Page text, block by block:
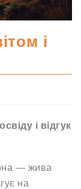
і
і відгук
— жива
на